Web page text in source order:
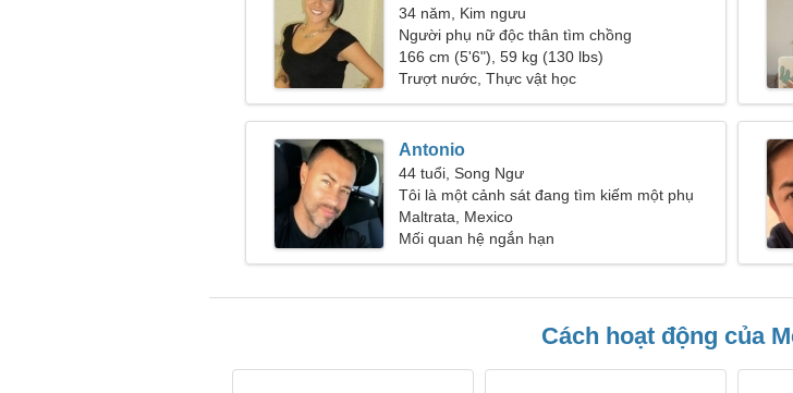
34 năm, Kim ngưu
Người phụ nữ độc thân tìm chồng
166 cm (5'6"), 59 kg (130 lbs)
Trượt nước, Thực vật học
Antonio
44 tuổi, Song Ngư
Tôi là một cảnh sát đang tìm kiếm một phụ
nữ có kỹ năng
Maltrata, Mexico
Mối quan hệ ngắn hạn
Cách hoạt động của